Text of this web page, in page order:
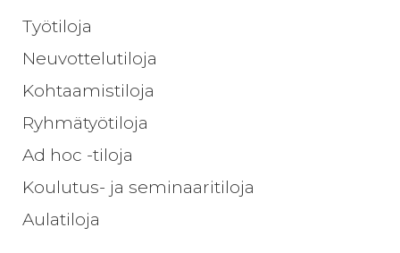
Työtiloja
Neuvottelutiloja
Kohtaamistiloja
Ryhmätyötiloja
Ad hoc -tiloja
Koulutus- ja seminaaritiloja
Aulatiloja